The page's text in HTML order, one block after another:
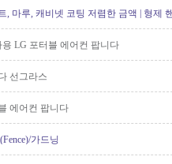
, 마루, 캐비넷 코팅 저렴한 금액 | 형제
용 LG 포터블 에어컨 팝니다
선그라스
에어컨 팝니다
가드닝